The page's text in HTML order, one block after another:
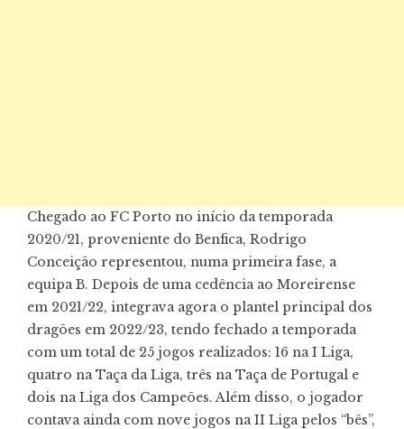
Chegado ao FC Porto no início da temporada
2020/21, proveniente do Benfica, Rodrigo
Conceição representou, numa primeira fase, a
equipa B. Depois de uma cedência ao Moreirense
em 2021/22, integrava agora o plantel principal dos
dragões em 2022/23, tendo fechado a temporada
com um total de 25 jogos realizados: 16 na I Liga,
quatro na Taça da Liga, três na Taça de Portugal e
dois na Liga dos Campeões. Além disso, o jogador
contava ainda com nove jogos na II Liga pelos “bês”,